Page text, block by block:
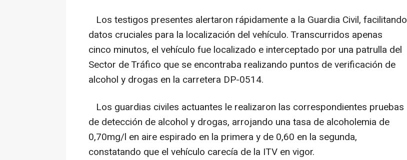
Los testigos presentes alertaron rápidamente a la Guardia Civil, facilitando
datos cruciales para la localización del vehículo. Transcurridos apenas
cinco minutos, el vehículo fue localizado e interceptado por una patrulla del
Sector de Tráfico que se encontraba realizando puntos de verificación de
alcohol y drogas en la carretera DP-0514.
Los guardias civiles actuantes le realizaron las correspondientes pruebas
de detección de alcohol y drogas, arrojando una tasa de alcoholemia de
0,70mg/l en aire espirado en la primera y de 0,60 en la segunda,
constatando que el vehículo carecía de la ITV en vigor.